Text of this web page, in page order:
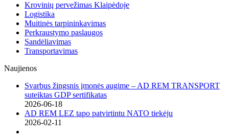
Krovinių pervežimas Klaipėdoje
Logistika
Muitinės tarpininkavimas
Perkraustymo paslaugos
Sandėliavimas
Transportavimas
Naujienos
Svarbus žingsnis įmonės augime – AD REM TRANSPORT
suteiktas GDP sertifikatas
2026-06-18
AD REM LEZ tapo patvirtintu NATO tiekėju
2026-02-11